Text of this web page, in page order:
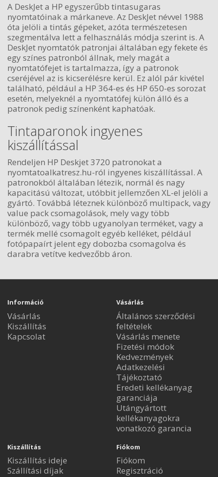
A DeskJet a HP egyszerűbb tintasugaras
nyomtatóinak a márkaneve. Az DeskJet névvel 1988
óta jelöli a tintás gépeket, azóta természetesen
szegmentálva lett a felhasználás módja szerint is. A
DeskJet nyomtatók patronjai általában egy fekete és
egy színes patronból állnak, mely magát a
nyomtatófejet is tartalmazza, így a patronok
cseréjével az is kicserélésre kerül. Ez alól pár kivétel
található, például a HP 364-es és HP 650-es sorozat
esetén, melyeknél a nyomtatófej külön álló és a
patronok pedig színenként kaphatóak.
Tintaparonok ingyenes
kiszállítással
Rendeljen HP Deskjet 3720 patronokat a
nyomtatoalkatresz.hu-ról ingyenes kiszállítással. A
patronokból általában létezik, normál és nagy
kapacitású változat, utóbbit jellemzően XL-el jelöli a
gyártó. Továbbá léteznek különböző multipack, vagy
value pack csomagolások, mely vagy több
különböző, vagy több ugyanolyan terméket, vagy a
termék mellé csomagolt egyéb kelléket, például
fotópapaírt jelent egy dobozba csomagolva és
darabra vetítve kedvezőbb áron.
Információ
Vásárlás
Kiszállítás
Kapcsolat
Vásárlás
Általános szerződési
feltételek
Vásárlás menete
Fizetési módok
Kedvezmények
Adatkezelési
Tájékoztató
Eredeti kellékanyag
garanciája
Utángyártott
kellékanyagokra
vonatkozó garancia
Kiszállítás
Kiszállítás ideje
Szállítási díjak
Fiókom
Fiókom
Regisztráció